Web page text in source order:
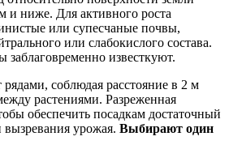
и ниже. Для активного роста
или супесчаные почвы,
или слабокислого состава.
известкуют.
соблюдая расстояние в 2 м
растениями. Разреженная
обеспечить посадкам достаточный
вызревания урожая. Выбирают один